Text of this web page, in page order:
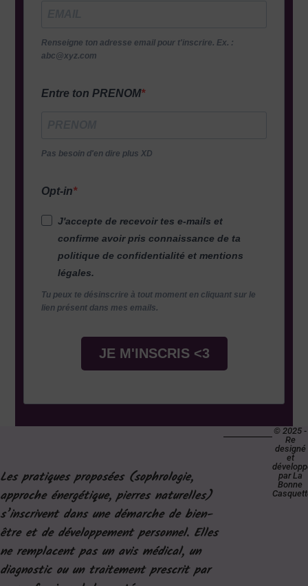
Renseigne ton adresse email pour t'inscrire. Ex. :
abc@xyz.com
Entre ton PRENOM
Pas besoin d'en dire plus XD
Opt-in
J'accepte de recevoir tes e-mails et
confirme avoir pris connaissance de ta
politique de confidentialité et mentions
légales.
Tu peux te désinscrire à tout moment en cliquant sur le
lien présent dans mes emails.
JE M'INSCRIS <3
Les pratiques proposées (sophrologie,
approche énergétique, pierres naturelles)
s’inscrivent dans une démarche de bien-
être et de développement personnel. Elles
ne remplacent pas un avis médical, un
diagnostic ou un traitement prescrit par
© 2025 -
Re
designé
et
par La
Bonne